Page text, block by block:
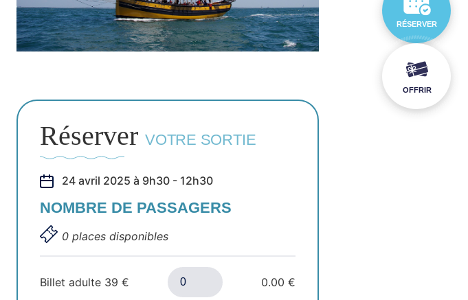
Réserver VOTRE SORTIE
24 avril 2025 à 9h30 - 12h30
NOMBRE DE PASSAGERS
0 places disponibles
Billet adulte 39 € 0.00 €
RÉSERVER
OFFRIR